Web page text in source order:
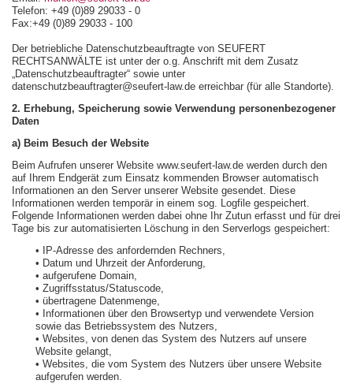
Telefon: +49 (0)89 29033 - 0
Fax:+49 (0)89 29033 - 100
Der betriebliche Datenschutzbeauftragte von SEUFERT
RECHTSANWÄLTE ist unter der o.g. Anschrift mit dem Zusatz
„Datenschutzbeauftragter“ sowie unter
datenschutzbeauftragter@seufert-law.de erreichbar (für alle Standorte).
2. Erhebung, Speicherung sowie Verwendung personenbezogener
Daten
a) Beim Besuch der Website
Beim Aufrufen unserer Website www.seufert-law.de werden durch den
auf Ihrem Endgerät zum Einsatz kommenden Browser automatisch
Informationen an den Server unserer Website gesendet. Diese
Informationen werden temporär in einem sog. Logfile gespeichert.
Folgende Informationen werden dabei ohne Ihr Zutun erfasst und für drei
Tage bis zur automatisierten Löschung in den Serverlogs gespeichert:
• IP-Adresse des anfordernden Rechners,
• Datum und Uhrzeit der Anforderung,
• aufgerufene Domain,
• Zugriffsstatus/Statuscode,
• übertragene Datenmenge,
• Informationen über den Browsertyp und verwendete Version
sowie das Betriebssystem des Nutzers,
• Websites, von denen das System des Nutzers auf unsere
Website gelangt,
• Websites, die vom System des Nutzers über unsere Website
aufgerufen werden.